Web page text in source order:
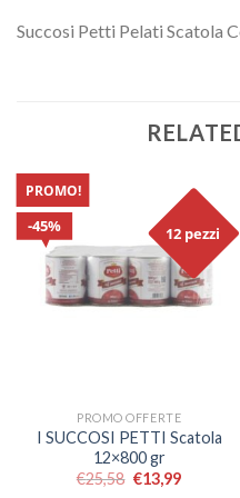
Succosi Petti Pelati Scatola
12 pezzi
45%
PROMO!
PROMO OFFERTE
I SUCCOSI PETTI Scatola
12×800 gr
€25,58 €13,99